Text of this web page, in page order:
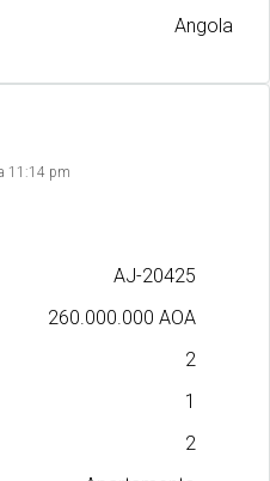
Angola
11:14 pm
AJ-20425
260.000.000 AOA
2
1
2